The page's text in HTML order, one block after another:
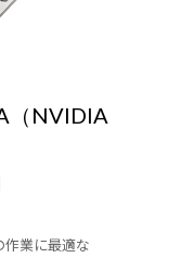
（NVIDIA
業に最適な